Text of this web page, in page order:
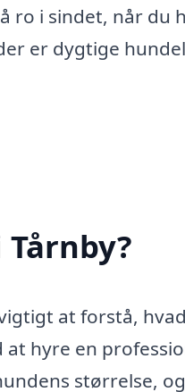
ro i sindet, når du
er dygtige
at forstå,
hyre en
størrelse,